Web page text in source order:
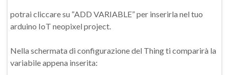
potrai cliccare su “ADD VARIABLE” per inserirla nel tuo
arduino IoT neopixel project.
Nella schermata di configurazione del Thing ti comparirà la
variabile appena inserita: